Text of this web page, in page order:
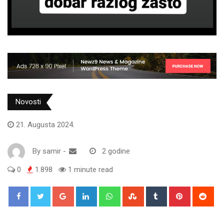
Novosti
21. Augusta 2024.
By samir - 2 godine
0 1.898 1 minute read
Google+ LinkedIn WhatsappStumbleUpon
Tumblr Pinterest